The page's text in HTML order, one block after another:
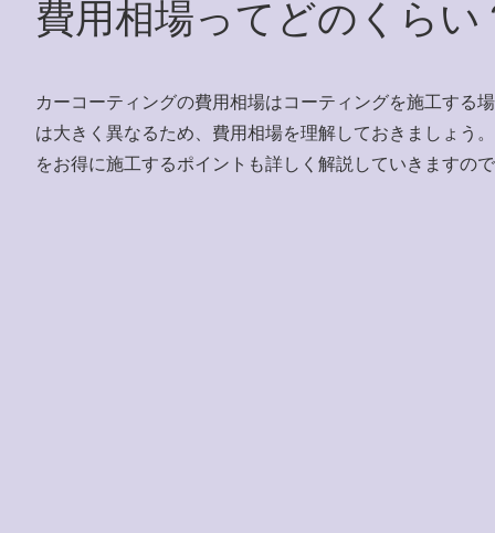
費用相場ってどのくらい
カーコーティングの費用相場はコーティングを施工する
は大きく異なるため、費用相場を理解しておきましょう
をお得に施工するポイントも詳しく解説していきますの